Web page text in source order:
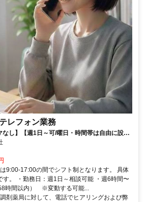
レフォン業務
なし】【週1日～可/曜日・時間帯は自由に設定
フォン業務（主にヒアリング、商品案内）
9:00-17:00の間でシフト制となります。 具体
す。 ・勤務日：週1日～相談可能 ・週6時間〜
時間以内） ※変動する可能...
剤薬局に対して、電話でヒアリングおよび弊